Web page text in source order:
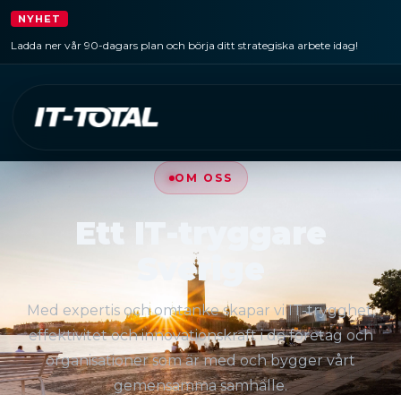
NYHET
Ladda ner vår 90-dagars plan och börja ditt strategiska arbete idag!
OM OSS
Ett IT-tryggare
Sverige
Med expertis och omtanke skapar vi IT-trygghet,
effektivitet och innovationskraft i de företag och
organisationer som är med och bygger vårt
gemensamma samhälle.